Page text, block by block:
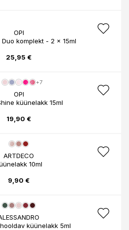
OPI
komplekt - 2 x 15ml
25,95 €
+7
OPI
küünelakk 15ml
19,90 €
ARTDECO
10ml
9,90 €
küünelakk 5ml